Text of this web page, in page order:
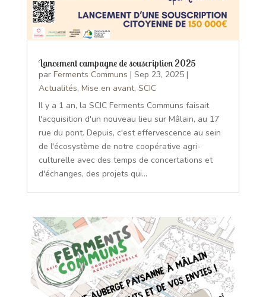
Lancement campagne de souscription 2025
par Ferments Communs | Sep 23, 2025|
Actualités, Mise en avant, SCIC
Il y a 1 an, la SCIC Ferments Communs faisait
l'acquisition d'un nouveau lieu sur Mâlain, au 17
rue du pont. Depuis, c'est effervescence au sein
de l'écosystème de notre coopérative agri-
culturelle avec des temps de concertations et
d'échanges, des projets qui...